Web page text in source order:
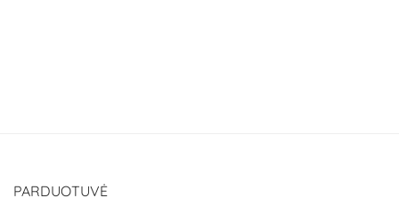
PARDUOTUVĖ